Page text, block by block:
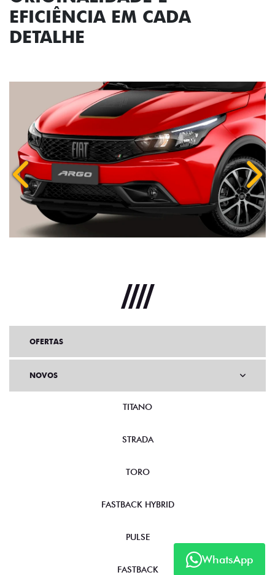
EFICIÊNCIA EM CADA
DETALHE
Anterior
WhatsApp
OFERTAS
NOVOS
TITANO
STRADA
TORO
FASTBACK HYBRID
PULSE
FASTBACK